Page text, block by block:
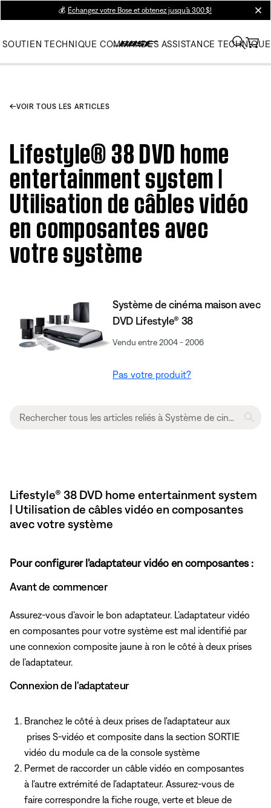
💰 Échangez votre Bose et obtenez jusqu’à 300 $!
SOUTIEN TECHNIQUE COMMANDES ASSISTANCE TECHNIQUE
VOIR TOUS LES ARTICLES
Lifestyle® 38 DVD home
entertainment system |
Utilisation de câbles vidéo
en composantes avec
votre système
Système de cinéma maison avec
DVD Lifestyle® 38
Vendu entre 2004 - 2006
Pas votre produit?
Lifestyle® 38 DVD home entertainment system
| Utilisation de câbles vidéo en composantes
avec votre système
Pour configurer l'adaptateur vidéo en composantes :
Avant de commencer
Assurez-vous d'avoir le bon adaptateur. L’adaptateur vidéo
en composantes pour votre système est mal identifié par
une connexion composite jaune à ron le côté à deux prises
de l’adaptateur.
Connexion de l'adaptateur
Branchez le côté à deux prises de l'adaptateur aux
prises S-vidéo et composite dans la section SORTIE
vidéo du module ca de la console système
Permet de raccorder un câble vidéo en composantes
à l'autre extrémité de l'adaptateur. Assurez-vous de
faire correspondre la fiche rouge, verte et bleue de